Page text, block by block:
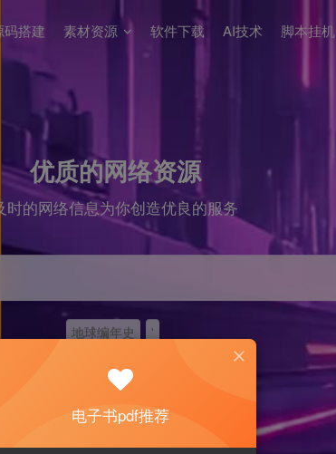
码搭建 素材资源 软件下载 AI技术 脚本挂机
优质的网络资源
时的网络信息为你创造优良的服务
地球编年史 '
电子书pdf推荐